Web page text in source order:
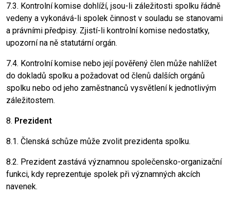
7.3. Kontrolní komise dohlíží, jsou-li záležitosti spolku řádně
vedeny a vykonává-li spolek činnost v souladu se stanovami
a právními předpisy. Zjistí-li kontrolní komise nedostatky,
upozorní na ně statutární orgán.
7.4. Kontrolní komise nebo její pověřený člen může nahlížet
do dokladů spolku a požadovat od členů dalších orgánů
spolku nebo od jeho zaměstnanců vysvětlení k jednotlivým
záležitostem.
8. Prezident
8.1. Členská schůze může zvolit prezidenta spolku.
8.2. Prezident zastává významnou společensko-organizační
funkci, kdy reprezentuje spolek při významných akcích
navenek.